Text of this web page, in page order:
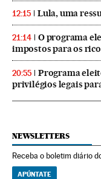
12:15 Lula, uma
21:14
O programa
impostos para os
20:55
Programa
privilégios legais
NEWSLETTERS
Receba o boletim diário
APÚNTATE